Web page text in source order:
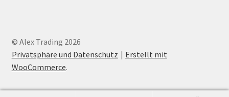
© Alex Trading 2026
Privatsphäre und Datenschutz
Erstellt mit
WooCommerce.